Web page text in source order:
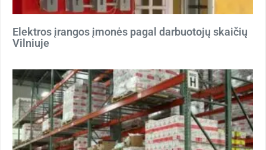
Elektros įrangos įmonės pagal darbuotojų skaičių
Vilniuje